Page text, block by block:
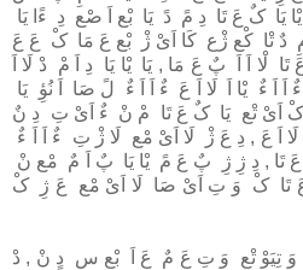
ﻳَﺎ کٌ عَ ﺗَﺎ دِ مً دً ﻳَﺎ ﺑْﻊ اَ ﺻْﻊ دِ ءًا ﻳَﺎ
دٌ ﺗْﺎ ﻛْﻊ ژْع ﻛَﺎ اَىْ ژْ ﺑْﻊ عَ ﻣَﺎ کْ عَ عَ
ﻟْﺎ اَ اَ پٌ عَ ﻣَﺎ , ﻳَﺎ ﻳْﺎ ﻳَﺎ دِ اَ مْ دْ ﻟَﺎ اَ
ءٌ ﻳْﺎ اَ ﻟَﺎ اَ عَ ءٌ اَ اَ ءٌ لً ﺻَﺎ اَ ﻧُﻮِٔ ﻳَﺎ
کْ اَىْ ﺗْﻊ ﻳَﺎ کٌ عَ ﺗَﺎ مْ نْ ءٌ اَىْ تِ دِ نٌ
اَ عَ , دِ عَ ژْ ﻟَﺎ اَىْ ﻣْﻊ ﻟَﺎ ژْ تِ ءٌ اَ اَ ءٌ
عَ ﺗَﺎ , دِ ژِ ژِ پٌ عَ مً ﻳْﺎ ﻳَﺎ پٌ اَ مٌ ﻣْﻊ نْ
ﺗَﺎ کْ وَ تِ اَىْ ﺻَﺎ ﻟَﺎ اَىْ ﻣْﻊ عَ ژِ کْ
ﺗِﯿَﻮْ ﺗْﻊ وَ تِ عَ مٌ عَ اَ ﺑْﻊ سِ دٍ نْ , دْ